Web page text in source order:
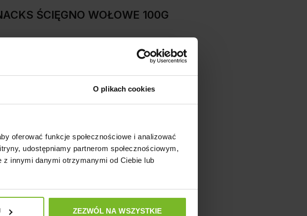
O plikach cookies
oferować funkcje społecznościowe i analizować
udostępniamy partnerom społecznościowym,
innymi danymi otrzymanymi od Ciebie lub
ZEZWÓL NA WSZYSTKIE
ŚCIĘGNO WOŁOWE 100G
100%
0%